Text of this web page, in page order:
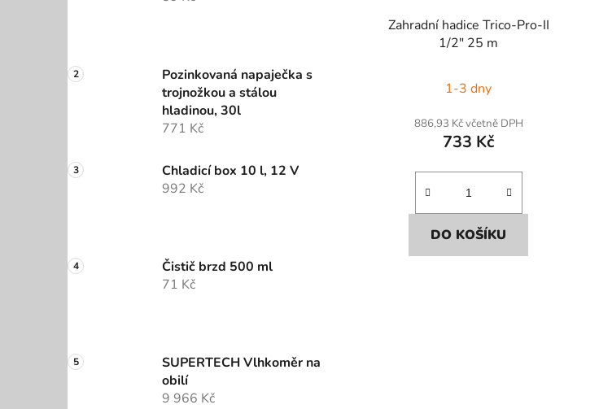
Pozinkovaná napaječka s
trojnožkou a stálou
hladinou, 30l
771 Kč
Chladicí box 10 l, 12 V
992 Kč
Čistič brzd 500 ml
71 Kč
SUPERTECH Vlhkoměr na
obilí
9 966 Kč
Zahradní hadice Trico-Pro-II
1/2" 25 m
1-3 dny
886,93 Kč včetně DPH
733 Kč
DO KOŠÍKU